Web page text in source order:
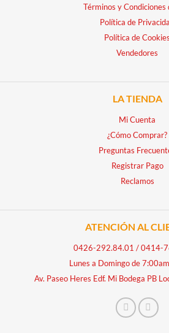
Términos y Condiciones
Política de
Política de Cookies
Vendedores
LA TIENDA
Mi Cuenta
¿Cómo Comprar?
Preguntas
Registrar Pago
Reclamos
ATENCIÓN AL
0426-292.84.01 /0414-
Lunes a Domingo de
Av. Paseo Heres Edf. Mi Bodega PB